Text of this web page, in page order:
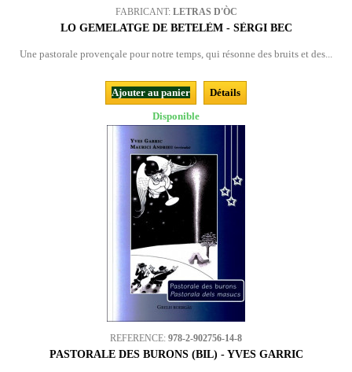
FABRICANT: LETRAS D'ÒC
LO GEMELATGE DE BETELÈM - SÈRGI BEC
Une pastorale provençale pour notre temps, qui résonne des bruits et des...
Ajouter au panier
Détails
Disponible
REFERENCE: 978-2-902756-14-8
PASTORALE DES BURONS (BIL) - YVES GARRIC